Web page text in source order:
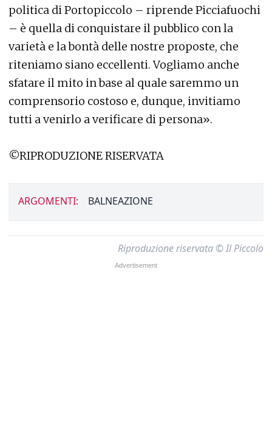
politica di Portopiccolo – riprende Picciafuochi
– è quella di conquistare il pubblico con la
varietà e la bontà delle nostre proposte, che
riteniamo siano eccellenti. Vogliamo anche
sfatare il mito in base al quale saremmo un
comprensorio costoso e, dunque, invitiamo
tutti a venirlo a verificare di persona».
©RIPRODUZIONE RISERVATA
ARGOMENTI: BALNEAZIONE
Riproduzione riservata © Il Piccolo